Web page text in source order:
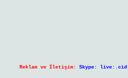
Reklam ve İletişim: Skype: